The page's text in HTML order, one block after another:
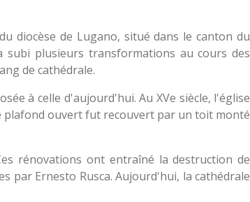
diocèse de Lugano, situé dans le canton du
subi plusieurs transformations au cours des
de cathédrale.
à celle d'aujourd'hui. Au XVe siècle, l'église
plafond ouvert fut recouvert par un toit monté
rénovations ont entraîné la destruction de
par Ernesto Rusca. Aujourd'hui, la cathédrale